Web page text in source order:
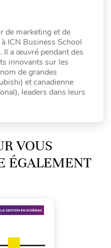
de marketing et de
ICN Business School
Il a œuvré pendant des
innovants sur les
de grandes
et canadienne
leaders dans leurs
VOUS
ÉGALEMENT